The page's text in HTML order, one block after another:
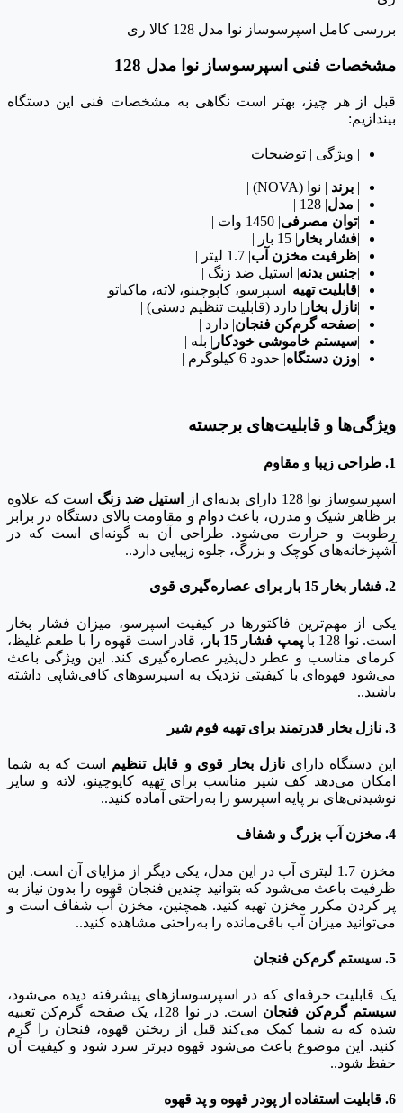
بررسی کامل اسپرسوساز نوا مدل 128 کالا ری
مشخصات فنی اسپرسوساز نوا مدل 128
قبل از هر چیز، بهتر است نگاهی به مشخصات فنی این دستگاه
بیندازیم:
| ویژگی | توضیحات |
| برند | نوا (NOVA) |
| مدل| 128 |
|توان مصرفی| 1450 وات |
|فشار بخار | 15 بار |
|ظرفیت مخزن آب| 1.7 لیتر |
|جنس بدنه| استیل ضد زنگ |
|قابلیت تهیه| اسپرسو، کاپوچینو، لاته، ماکیاتو |
|نازل بخار | دارد (قابلیت تنظیم دستی) |
|صفحه گرم‌کن فنجان| دارد |
|سیستم خاموشی خودکار | بله |
|وزن دستگاه| حدود 6 کیلوگرم |
ویژگی‌ها و قابلیت‌های برجسته
1. طراحی زیبا و مقاوم
اسپرسوساز نوا 128 دارای بدنه‌ای از استیل ضد زنگ است که علاوه
بر ظاهر شیک و مدرن، باعث دوام و مقاومت بالای دستگاه در برابر
رطوبت و حرارت می‌شود. طراحی آن به گونه‌ای است که در
آشپزخانه‌های کوچک و بزرگ، جلوه زیبایی دارد..
2. فشار بخار 15 بار برای عصاره‌گیری قوی
یکی از مهم‌ترین فاکتورها در کیفیت اسپرسو، میزان فشار بخار
است. نوا 128 با
پمپ فشار 15 بار
، قادر است قهوه را با طعم غلیظ،
کرمای مناسب و عطر دل‌پذیر عصاره‌گیری کند. این ویژگی باعث
می‌شود قهوه‌ای با کیفیتی نزدیک به اسپرسوهای کافی‌شاپی داشته
باشید..
3. نازل بخار قدرتمند برای تهیه فوم شیر
این دستگاه دارای نازل بخار قوی و قابل تنظیم است که به شما
امکان می‌دهد کف شیر مناسب برای تهیه کاپوچینو، لاته و سایر
نوشیدنی‌های بر پایه اسپرسو را به‌راحتی آماده کنید..
4. مخزن آب بزرگ و شفاف
مخزن 1.7 لیتری آب در این مدل، یکی دیگر از مزایای آن است. این
ظرفیت باعث می‌شود که بتوانید چندین فنجان قهوه را بدون نیاز به
پر کردن مکرر مخزن تهیه کنید. همچنین، مخزن آب شفاف است و
می‌توانید میزان آب باقی‌مانده را به‌راحتی مشاهده کنید..
5. سیستم گرم‌کن فنجان
یک قابلیت حرفه‌ای که در اسپرسوسازهای پیشرفته دیده می‌شود،
سیستم گرم‌کن فنجان
است. در نوا 128، یک صفحه گرم‌کن تعبیه
شده که به شما کمک می‌کند قبل از ریختن قهوه، فنجان را گرم
کنید. این موضوع باعث می‌شود قهوه دیرتر سرد شود و کیفیت آن
حفظ شود..
6. قابلیت استفاده از پودر قهوه و پد قهوه